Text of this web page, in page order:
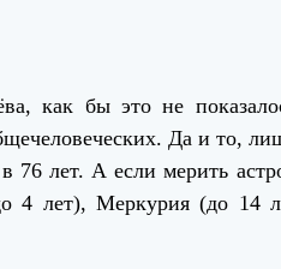
как бы это не
Да и то,
лет. А если мерить
4 лет), Меркурия (до 14